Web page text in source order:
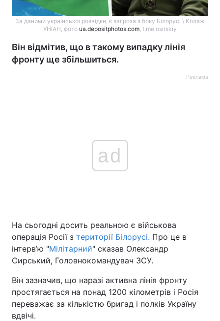
За даними української розвідки, є загроза з боку Білорусі \ Колаж
УНІАН, фото ua.depositphotos.com, t.me osirskiy
Він відмітив, що в такому випадку лінія
фронту ще збільшиться.
Реклама
ad
На сьогодні досить реальною є військова
операція Росії з території Білорусі. Про це в
інтерв’ю "Мілітарний" сказав Олександр
Сирський, Головнокомандувач ЗСУ.
Він зазначив, що наразі активна лінія фронту
простягається на понад 1200 кілометрів і Росія
переважає за кількістю бригад і полків Україну
вдвічі.